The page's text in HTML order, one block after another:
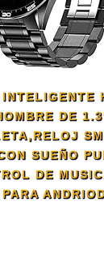
DE
SUEÑO
DE